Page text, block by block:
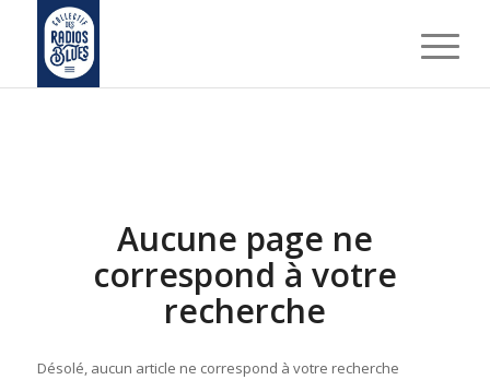
Aucune page ne
correspond à votre
recherche
Désolé, aucun article ne correspond à votre recherche